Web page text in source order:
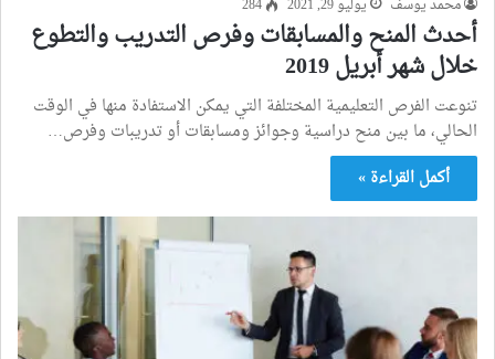
محمد يوسف يوليو 29, 2021 284
أحدث المنح والمسابقات وفرص التدريب والتطوع
خلال شهر أبريل 2019
تنوعت الفرص التعليمية المختلفة التي يمكن الاستفادة منها في الوقت
الحالي، ما بين منح دراسية وجوائز ومسابقات أو تدريبات وفرص…
أكمل القراءة »